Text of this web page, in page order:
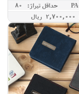
حداقل تيراژ: 80